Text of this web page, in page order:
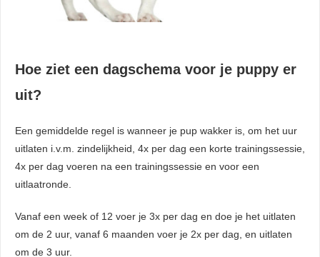
Hoe ziet een dagschema voor je puppy er
uit?
Een gemiddelde regel is wanneer je pup wakker is, om het uur
uitlaten i.v.m. zindelijkheid, 4x per dag een korte trainingssessie,
4x per dag voeren na een trainingssessie en voor een
uitlaatronde.
Vanaf een week of 12 voer je 3x per dag en doe je het uitlaten
om de 2 uur, vanaf 6 maanden voer je 2x per dag, en uitlaten
om de 3 uur.